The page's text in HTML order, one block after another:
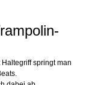
springt man